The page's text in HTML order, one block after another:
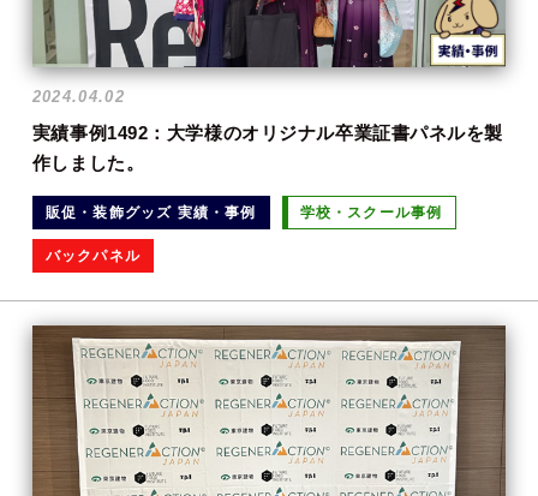
2024.04.02
実績事例1492：大学様のオリジナル卒業証書パネルを製
作しました。
販促・装飾グッズ 実績・事例 学校・スクール事例
バックパネル